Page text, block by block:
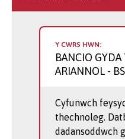
Y CWRS HWN:
BANCIO
ARIANNOL -
Cyfunwch
thechnoleg.
dadansoddwch